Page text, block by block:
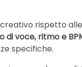
rispetto
di voce, ritmo e
specifiche.